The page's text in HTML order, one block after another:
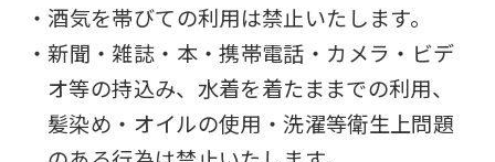
・酒気を帯びての利用は禁止いたします。
・新聞・雑誌・本・携帯電話・カメラ・ビデ
オ等の持込み、水着を着たままでの利用、
髪染め・オイルの使用・洗濯等衛生上問題
the
link
below
(start